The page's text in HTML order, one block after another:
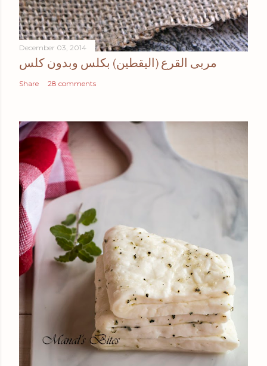
December 03, 2014
مربى القرع (اليقطين) بكلس وبدون كلس
Share 28 comments